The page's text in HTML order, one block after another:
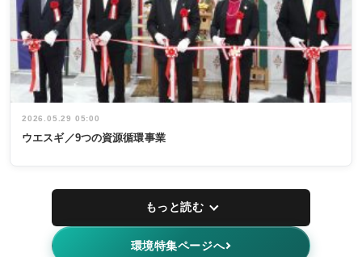
2026.05.29 05:00
ウエスギ／9つの資源循環事業
もっと読む
環境特集ページへ